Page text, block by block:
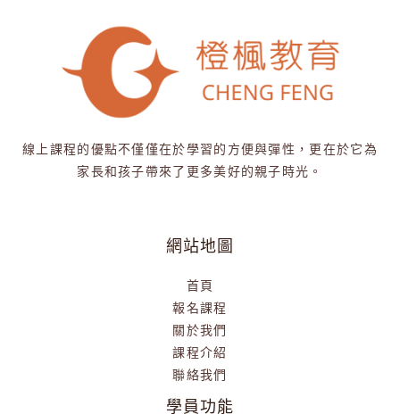
線上課程的優點不僅僅在於學習的方便與彈性，更在於它為
家長和孩子帶來了更多美好的親子時光。
網站地圖
首頁
報名課程
關於我們
課程介紹
聯絡我們
學員功能